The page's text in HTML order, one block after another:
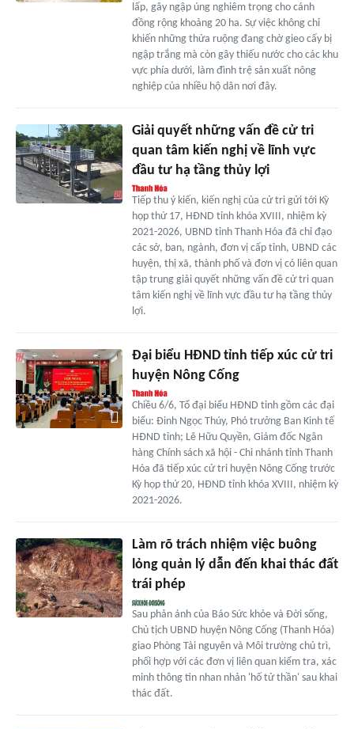
lấp, gây ngập úng nghiêm trọng cho cánh
đồng rộng khoảng 20 ha. Sự việc không chỉ
khiến những thửa ruộng đang chờ gieo cấy bị
ngập trắng mà còn gây thiếu nước cho các khu
vực phía dưới, làm đình trệ sản xuất nông
nghiệp của nhiều hộ dân nơi đây.
Giải quyết những vấn đề cử tri
quan tâm kiến nghị về lĩnh vực
đầu tư hạ tầng thủy lợi
Tiếp thu ý kiến, kiến nghị của cử tri gửi tới Kỳ
họp thứ 17, HĐND tỉnh khóa XVIII, nhiệm kỳ
2021-2026, UBND tỉnh Thanh Hóa đã chỉ đạo
các sở, ban, ngành, đơn vị cấp tỉnh, UBND các
huyện, thị xã, thành phố và đơn vị có liên quan
tập trung giải quyết những vấn đề cử tri quan
tâm kiến nghị về lĩnh vực đầu tư hạ tầng thủy
lợi.
Đại biểu HĐND tỉnh tiếp xúc cử tri
huyện Nông Cống
Chiều 6/6, Tổ đại biểu HĐND tỉnh gồm các đại
biểu: Đinh Ngọc Thúy, Phó trưởng Ban Kinh tế
HĐND tỉnh; Lê Hữu Quyền, Giám đốc Ngân
hàng Chính sách xã hội - Chi nhánh tỉnh Thanh
Hóa đã tiếp xúc cử tri huyện Nông Cống trước
Kỳ họp thứ 20, HĐND tỉnh khóa XVIII, nhiệm kỳ
2021-2026.
Làm rõ trách nhiệm việc buông
lỏng quản lý dẫn đến khai thác đất
trái phép
Sau phản ánh của Báo Sức khỏe và Đời sống,
Chủ tịch UBND huyện Nông Cống (Thanh Hóa)
giao Phòng Tài nguyên và Môi trường chủ trì,
phối hợp với các đơn vị liên quan kiểm tra, xác
minh thông tin nhan nhản 'hố tử thần' sau khai
thác đất.